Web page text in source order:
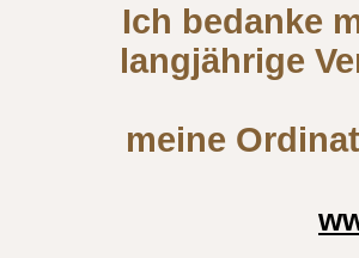
Ich bedanke
langjährige
meine